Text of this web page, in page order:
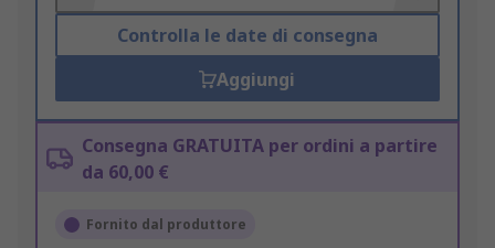
Controlla le date di consegna
Aggiungi
Consegna GRATUITA per ordini a partire
da 60,00 €
Fornito dal produttore